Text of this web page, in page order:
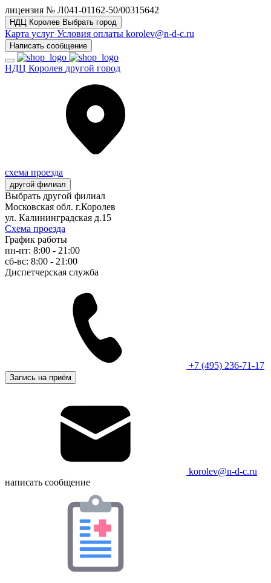
лицензия № Л041-01162-50/00315642
НДЦ Королев Выбрать город
Карта услуг Условия оплаты korolev@n-d-c.ru
Написать сообщение
НДЦ Королев другой город
схема проезда
другой филиал
Выбрать другой филиал
Московская обл. г.Королев
ул. Калининградская д.15
Схема проезда
График работы
пн-пт: 8:00 - 21:00
сб-вс: 8:00 - 21:00
Диспетчерская служба
+7 (495) 236-71-17
Запись на приём
korolev@n-d-c.ru
написать сообщение